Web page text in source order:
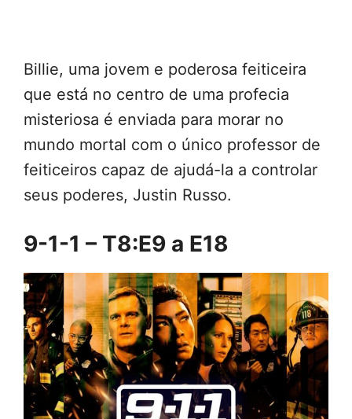
Billie, uma jovem e poderosa feiticeira
que está no centro de uma profecia
misteriosa é enviada para morar no
mundo mortal com o único professor de
feiticeiros capaz de ajudá-la a controlar
seus poderes, Justin Russo.
9-1-1 – T8:E9 a E18